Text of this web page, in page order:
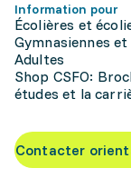
Information pour
Écolières et
Gymnasiennes
Adultes
Shop CSFO:
études et la
Contacter